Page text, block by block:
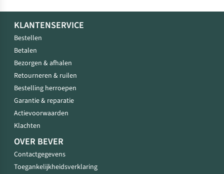
KLANTENSERVICE
Bestellen
Betalen
Bezorgen & afhalen
Retourneren & ruilen
Bestelling herroepen
Garantie & reparatie
Actievoorwaarden
Klachten
OVER BEVER
Contactgegevens
Toegankelijkheidsverklaring